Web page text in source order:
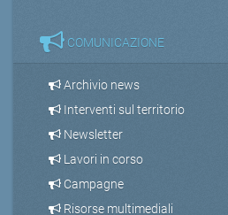
COMUNICAZIONE
Archivio news
Interventi sul territorio
Newsletter
Lavori in corso
Campagne
Risorse multimediali